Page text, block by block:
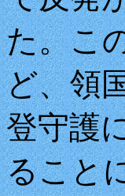
た。こ
ど、領
登守護
ること